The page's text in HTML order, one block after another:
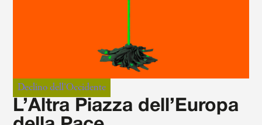
Declino dell'Occidente
L’Altra Piazza dell’Europa